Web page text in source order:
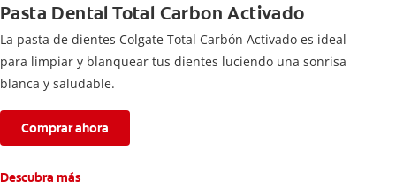
Pasta Dental Total Carbon Activado
La pasta de dientes Colgate Total Carbón Activado es ideal
para limpiar y blanquear tus dientes luciendo una sonrisa
blanca y saludable.
Comprar ahora
Descubra más